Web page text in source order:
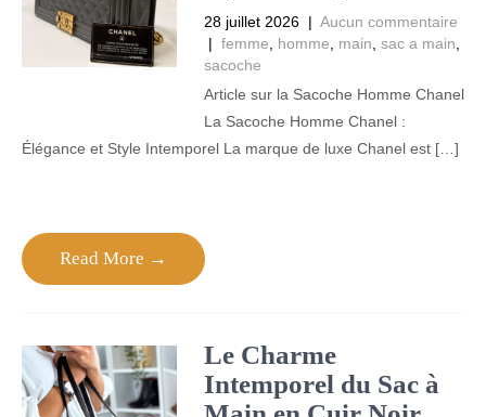
28 juillet 2026 | Aucun commentaire
| femme homme main sac a main
sacoche
Article sur la Sacoche Homme Chanel
La Sacoche Homme Chanel :
Élégance et Style Intemporel La marque de luxe Chanel est […]
Read More →
Le Charme
Intemporel du Sac à